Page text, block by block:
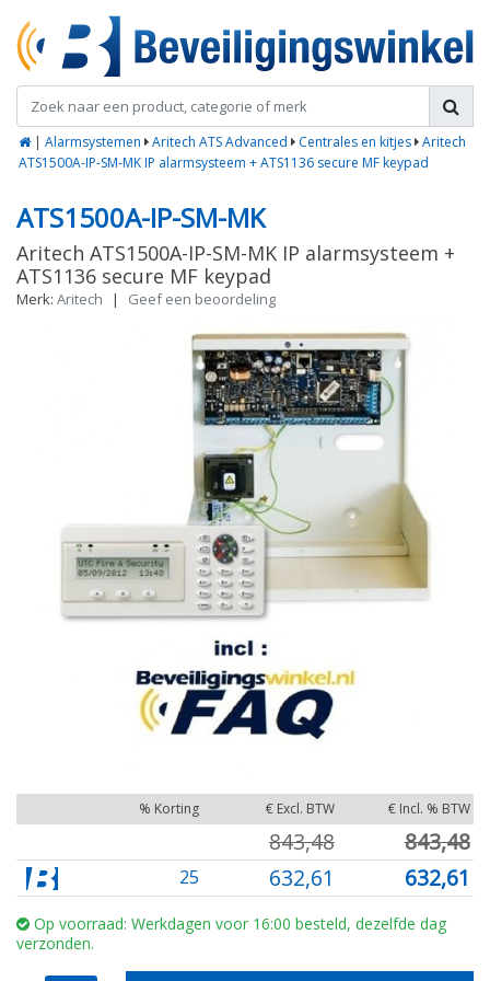
| Alarmsystemen Aritech ATS Advanced Centrales en kitjes Aritech
ATS1500A-IP-SM-MK IP alarmsysteem + ATS1136 secure MF keypad
ATS1500A-IP-SM-MK
Aritech ATS1500A-IP-SM-MK IP alarmsysteem +
ATS1136 secure MF keypad
Merk: Aritech | Geef een beoordeling
% Korting € Excl. BTW € Incl. % BTW
843,48 843,48
25 632,61 632,61
Op voorraad: Werkdagen voor 16:00 besteld, dezelfde dag
verzonden.